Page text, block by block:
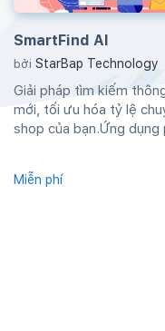
SmartFind AI
bởi StarBap Technology
Giải pháp tìm kiếm
mới, tối ưu hóa tỷ lệ
shop của bạn.Ứng dụng
Miễn phí